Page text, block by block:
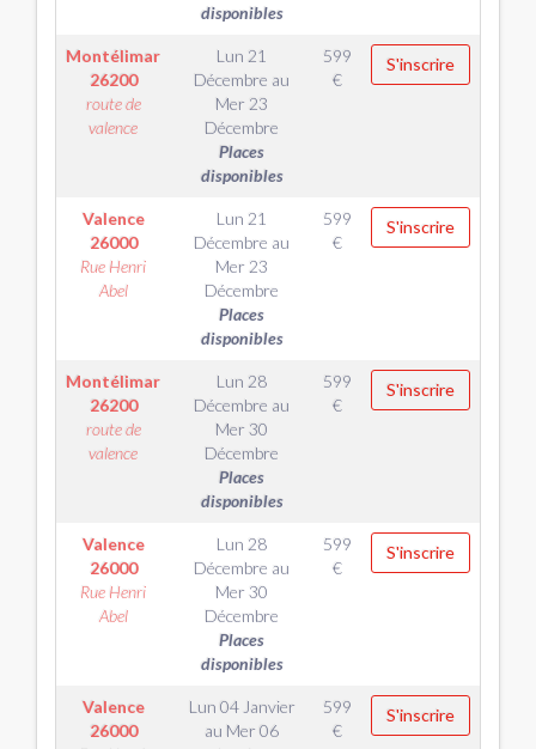
disponibles
Montélimar
26200
route de
valence
Lun 21
Décembre au
Mer 23
Décembre
Places
disponibles
599
€
S'inscrire
Valence
26000
Rue Henri
Abel
Lun 21
Décembre au
Mer 23
Décembre
Places
disponibles
599
€
S'inscrire
Montélimar
26200
route de
valence
Lun 28
Décembre au
Mer 30
Décembre
Places
disponibles
599
€
S'inscrire
Valence
26000
Rue Henri
Abel
Lun 28
Décembre au
Mer 30
Décembre
Places
disponibles
599
€
S'inscrire
Valence
26000
Lun 04 Janvier
au Mer 06
599
€
S'inscrire